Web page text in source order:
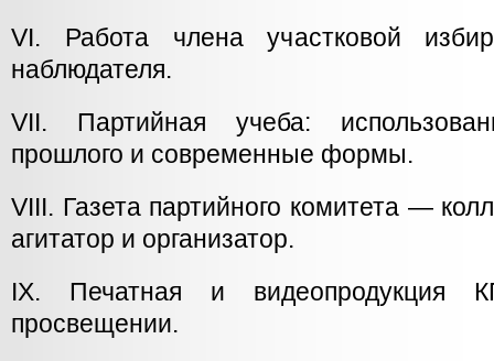
VI. Работа члена участковой
наблюдателя.
VII. Партийная учеба:
прошлого и современные формы.
VIII. Газета партийного комитета —
агитатор и организатор.
IX. Печатная и видеопродукция
просвещении.